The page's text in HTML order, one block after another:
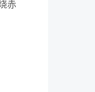
赤